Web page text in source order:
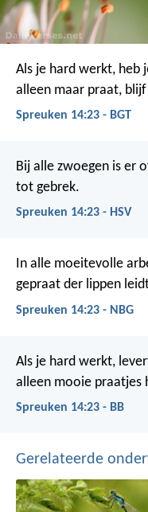
Als je hard werkt, heb
alleen maar praat,
Spreuken 14:23 - BGT
Bij alle zwoegen is er
tot gebrek.
Spreuken 14:23 - HSV
In alle moeitevolle
gepraat der lippen
Spreuken 14:23 - NBG
Als je hard werkt,
alleen mooie praatjes
Spreuken 14:23 - BB
Gerelateerde